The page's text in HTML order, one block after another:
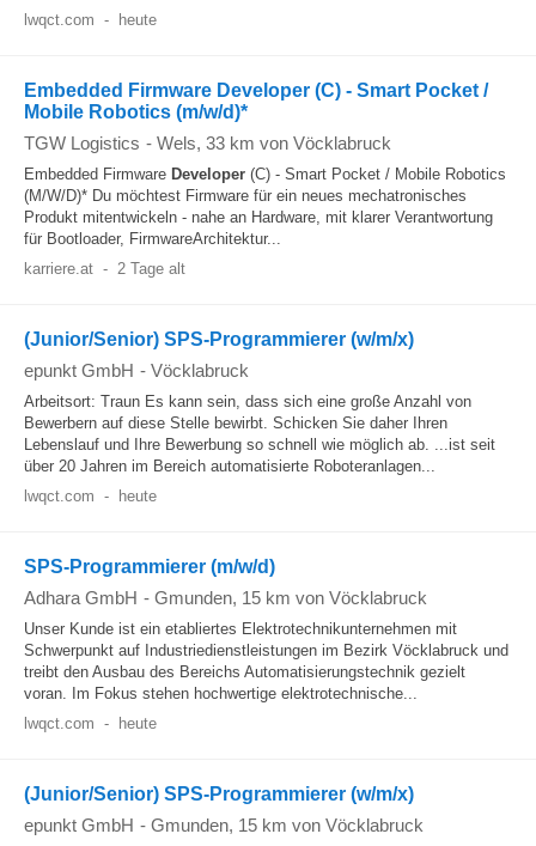
lwqct.com - heute
Embedded Firmware Developer (C) - Smart Pocket /
Mobile Robotics (m/w/d)*
TGW Logistics - Wels, 33 km von Vöcklabruck
Embedded Firmware Developer (C) - Smart Pocket / Mobile Robotics
(M/W/D)* Du möchtest Firmware für ein neues mechatronisches
Produkt mitentwickeln - nahe an Hardware, mit klarer Verantwortung
für Bootloader, FirmwareArchitektur...
karriere.at - 2 Tage alt
(Junior/Senior) SPS-Programmierer (w/m/x)
epunkt GmbH - Vöcklabruck
Arbeitsort: Traun Es kann sein, dass sich eine große Anzahl von
Bewerbern auf diese Stelle bewirbt. Schicken Sie daher Ihren
Lebenslauf und Ihre Bewerbung so schnell wie möglich ab. ...ist seit
über 20 Jahren im Bereich automatisierte Roboteranlagen...
lwqct.com - heute
SPS-Programmierer (m/w/d)
Adhara GmbH - Gmunden, 15 km von Vöcklabruck
Unser Kunde ist ein etabliertes Elektrotechnikunternehmen mit
Schwerpunkt auf Industriedienstleistungen im Bezirk Vöcklabruck und
treibt den Ausbau des Bereichs Automatisierungstechnik gezielt
voran. Im Fokus stehen hochwertige elektrotechnische...
lwqct.com - heute
(Junior/Senior) SPS-Programmierer (w/m/x)
epunkt GmbH - Gmunden, 15 km von Vöcklabruck